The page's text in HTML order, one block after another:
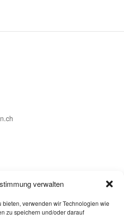
verwalten
verwenden wir Technologien wie
zu speichern und/oder darauf
– 19.00 Uhr